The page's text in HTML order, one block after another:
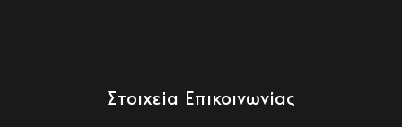
Στοιχεία Επικοινωνίας